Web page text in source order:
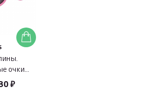
очки
₽